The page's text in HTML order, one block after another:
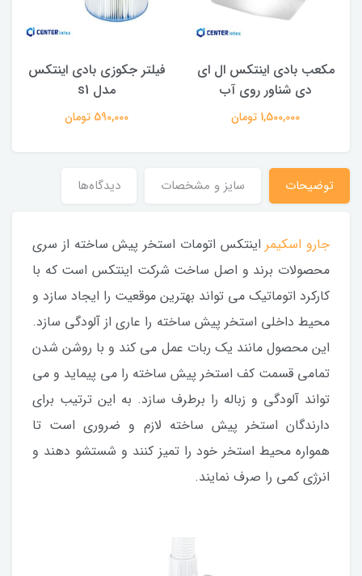
مکعب بادی اینتکس ال ای
دی شناور روی آب
1,500,000 تومان
فیلتر جکوزی بادی اینتکس
مدل s1
590,000 تومان
توضیحات سایز و مشخصات دیدگاه‌ها
جارو اسکیمراینتکس اتومات استخر پیش ساخته از سری
محصولات برند و اصل ساخت شرکت اینتکس است که با
کارکرد اتوماتیک می تواند بهترین موقعیت را ایجاد سازد و
محیط داخلی استخر پیش ساخته را عاری از آلودگی سازد.
این محصول مانند یک ربات عمل می کند و با روشن شدن
تمامی قسمت کف استخر پیش ساخته را می پیماید و می
تواند آلودگی و زباله را برطرف سازد. به این ترتیب برای
دارندگان استخر پیش ساخته لازم و ضروری است تا
همواره محیط استخر خود را تمیز کنند و شستشو دهند و
انرژی کمی را صرف نمایند.